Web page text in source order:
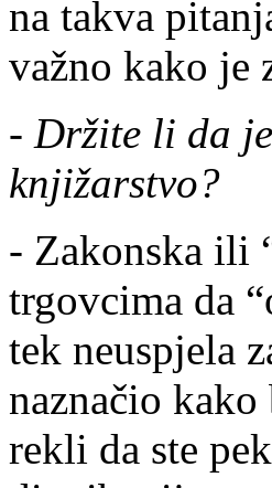
na takva
važno kako je
- Držite li da
knjižarstvo?
- Zakonska ili
trgovcima da
tek neuspjela
naznačio
rekli da ste